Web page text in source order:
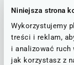
Niniejsza strona
Wykorzystujemy
treści i reklam,
i analizować
jak korzystasz z
Dolny Śląsk
turystycznie
przemieścić się z
Stołowych czy na
połączenia do
Wałbrzycha i